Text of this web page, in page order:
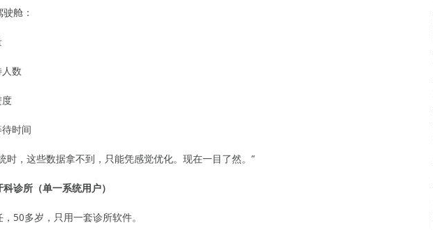
舱：
数
时间
时，这些数据拿不到，只能凭感觉优化。现在一目了然。”
诊所（单一系统用户）
50多岁，只用一套诊所软件。